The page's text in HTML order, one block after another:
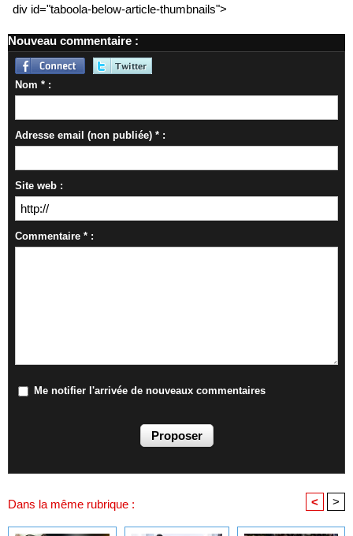
div id="taboola-below-article-thumbnails">
Nouveau commentaire :
Nom * :
Adresse email (non publiée) * :
Site web :
Commentaire * :
Me notifier l'arrivée de nouveaux commentaires
Dans la même rubrique : < >